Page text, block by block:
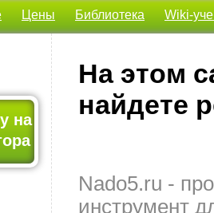
Цены Библиотека Wiki-
на
На этом
найдете
Nado5.ru -
инструмент